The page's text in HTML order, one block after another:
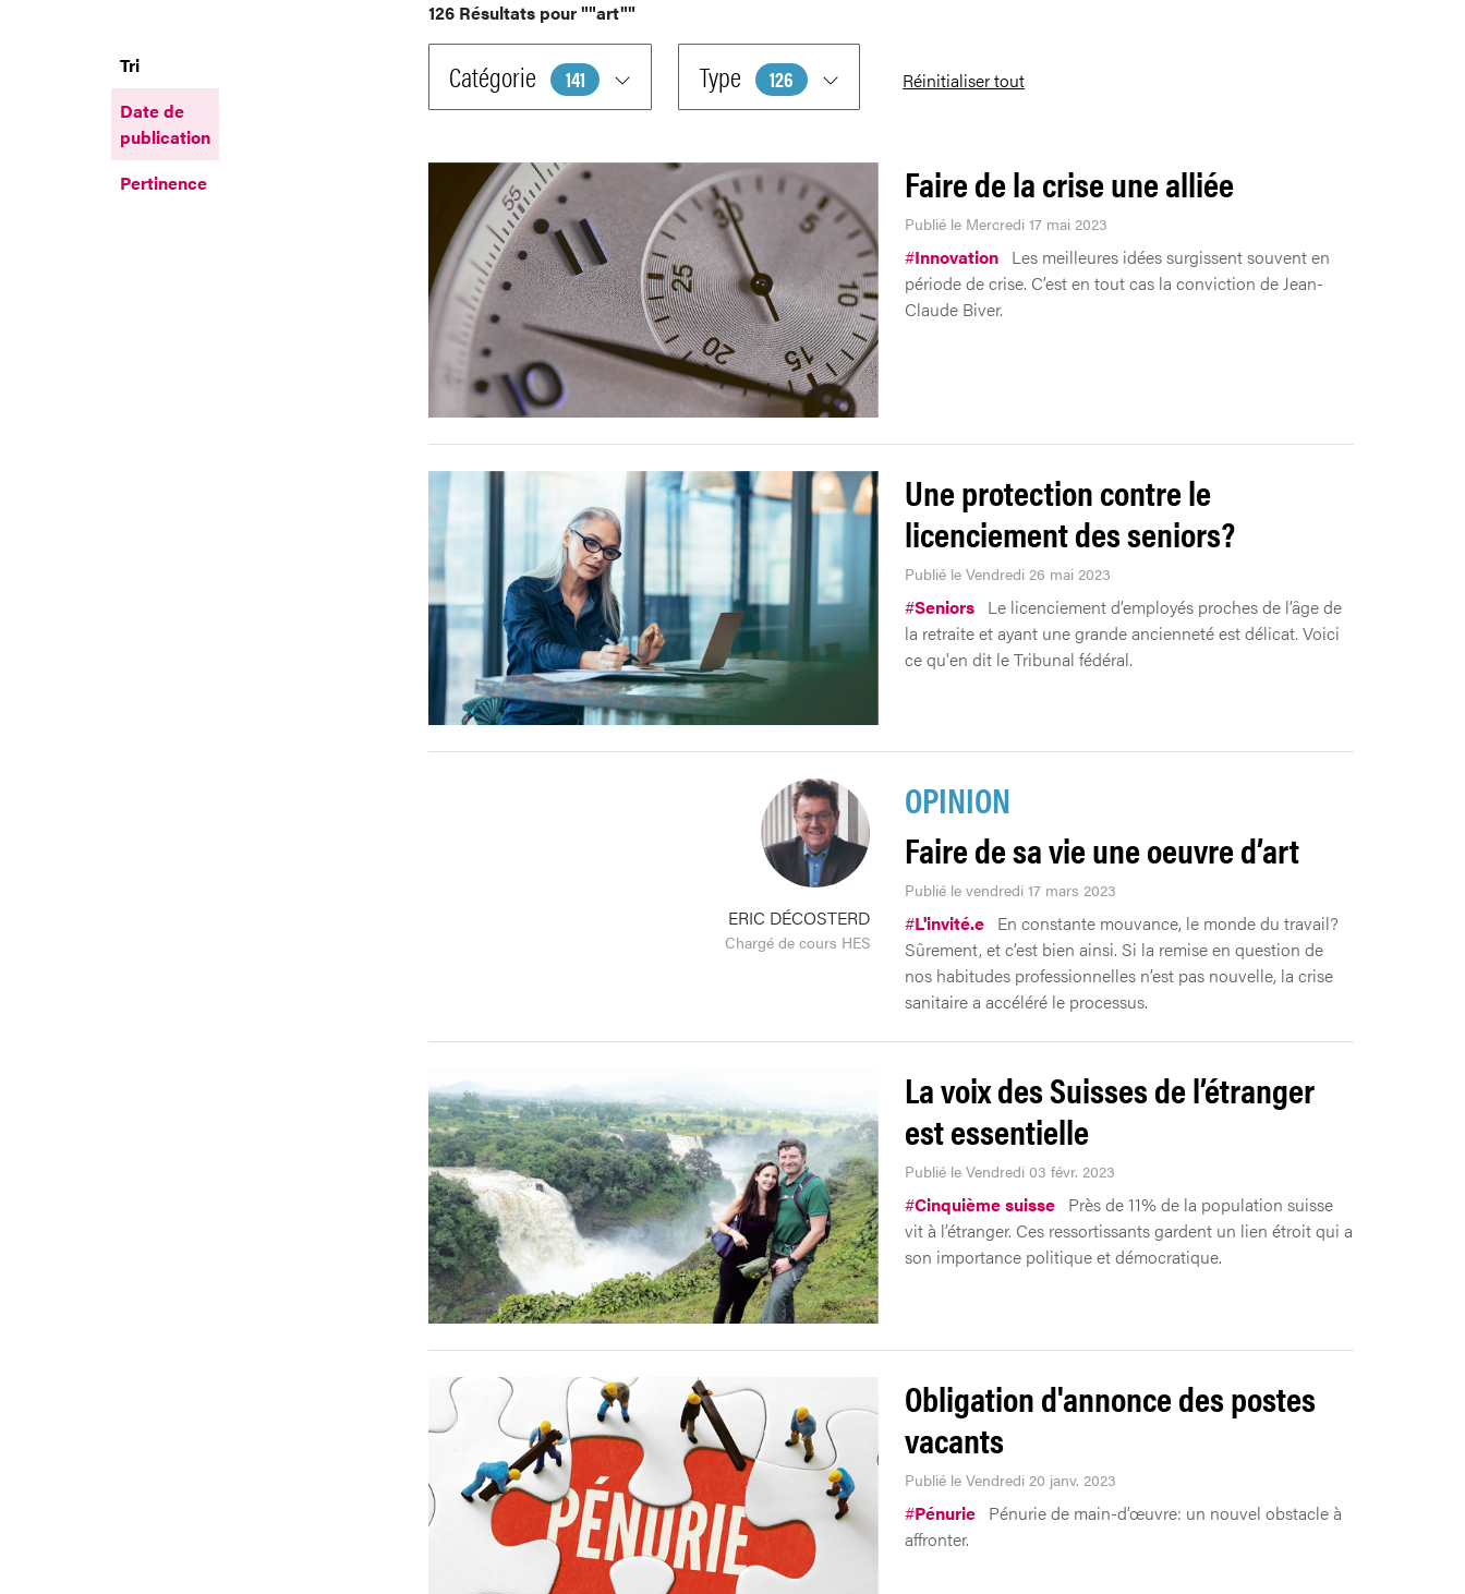
126 Résultats pour""art""
Tri
Date de
publication
Pertinence
Catégorie 141 Type 126 Réinitialiser tout
Faire de la crise une alliée
Publié le Mercredi 17 mai 2023
#Innovation Les meilleures idées surgissent souvent en
période de crise. C’est en tout cas la conviction de Jean-
Claude Biver.
Une protection contre le
licenciement des seniors?
Publié le Vendredi 26 mai 2023
#Seniors Le licenciement d’employés proches de l’âge de
la retraite et ayant une grande ancienneté est délicat. Voici
ce qu'en dit le Tribunal fédéral.
ERIC DÉCOSTERD
Chargé de cours HES
OPINION
Faire de sa vie une oeuvre d’art
Publié le vendredi 17 mars 2023
#L'invité.e En constante mouvance, le monde du travail?
Sûrement, et c’est bien ainsi. Si la remise en question de
nos habitudes professionnelles n’est pas nouvelle, la crise
sanitaire a accéléré le processus.
La voix des Suisses de l’étranger
est essentielle
Publié le Vendredi 03 févr. 2023
#Cinquième suisse Près de 11% de la population suisse
vit à l’étranger. Ces ressortissants gardent un lien étroit qui a
son importance politique et démocratique.
Obligation d'annonce des postes
vacants
Publié le Vendredi 20 janv. 2023
#Pénurie Pénurie de main-d’œuvre: un nouvel obstacle à
affronter.